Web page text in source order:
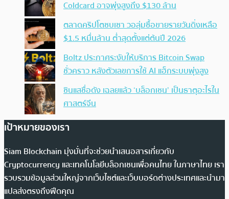
Coldcard อาจพุ่งสูงถึง $130 ล้าน
ตลาดคริปโตซบเซา วอลุ่มซื้อขายรายวันดิ่งเหลือ
$1.5 หมื่นล้าน ต่ำสุดตั้งแต่ต้นปี 2026
Boltz ประกาศระงับให้บริการ Bitcoin Swap
ชั่วคราว หลังตัวเลขการใช้ AI แฮ็กระบบพุ่งสูง
ซินแสชื่อดัง เฉลยแล้ว ‘บล็อกเชน’ เป็นธาตุอะไรใน
ศาสตร์จีน
เป้าหมายของเรา
Siam Blockchain มุ่งมั่นที่จะช่วยนำเสนอสารเกี่ยวกับ
Cryptocurrency และเทคโนโลยีบล็อกเชนเพื่อคนไทย ในภาษาไทย เรา
รวบรวมข้อมูลส่วนใหญ่จากเว็บไซต์และเว็บบอร์ดต่างประเทศและนำมา
แปลส่งตรงถึงฟีดคุณ